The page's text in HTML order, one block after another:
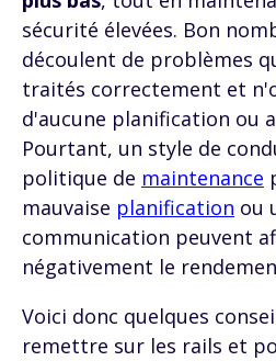
sécurité élevées. Bon
découlent de problèmes
traités correctement et
d'aucune planification ou
Pourtant, un style de
politique de maintenance
mauvaise planification ou
communication peuvent
négativement le
Voici donc quelques
remettre sur les rails et